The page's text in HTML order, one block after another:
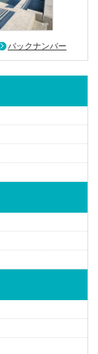
バックナンバー